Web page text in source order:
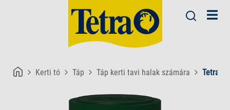
Kerti tó Táp Táp kerti tavi halak számára Tetra